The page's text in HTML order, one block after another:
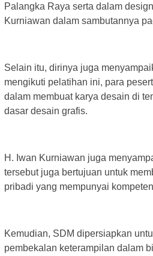
Palangka Raya serta dalam
Kurniawan dalam sambutannya
Selain itu, dirinya juga
mengikuti pelatihan ini, para
dalam membuat karya desain di
dasar desain grafis.
H. Iwan Kurniawan juga
tersebut juga bertujuan untuk
pribadi yang mempunyai
Kemudian, SDM dipersiapkan
pembekalan keterampilan dalam